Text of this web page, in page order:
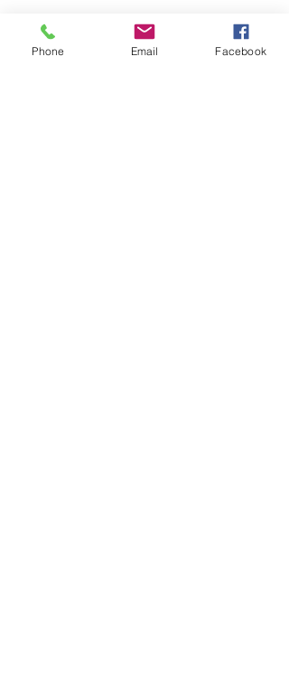
Phone Email Facebook